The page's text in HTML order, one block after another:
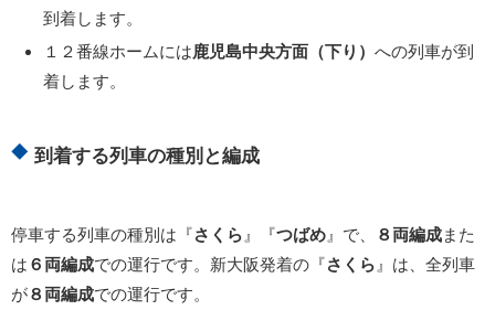
到着します。
１２番線ホームには鹿児島中央方面（下り） への列車が到
着します。
到着する列車の種別と編成
停車する列車の種別は『さくら 』『つばめ 』で、 ８両編成また
は ６両編成での運行です。新大阪発着の『さくら 』は、全列車
が８両編成での運行です。